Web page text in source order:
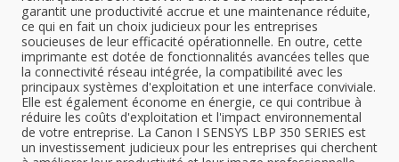
garantit une productivité accrue et une maintenance réduite,
ce qui en fait un choix judicieux pour les entreprises
soucieuses de leur efficacité opérationnelle. En outre, cette
imprimante est dotée de fonctionnalités avancées telles que
la connectivité réseau intégrée, la compatibilité avec les
principaux systèmes d'exploitation et une interface conviviale.
Elle est également économe en énergie, ce qui contribue à
réduire les coûts d'exploitation et l'impact environnemental
de votre entreprise. La Canon I SENSYS LBP 350 SERIES est
un investissement judicieux pour les entreprises qui cherchent